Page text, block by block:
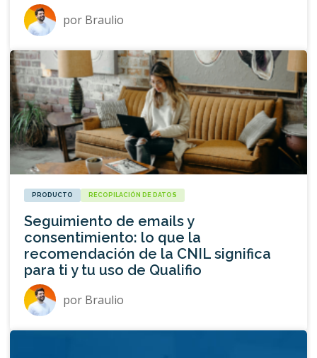
por Braulio
PRODUCTO RECOPILACIÓN DE DATOS
Seguimiento de emails y
consentimiento: lo que la
recomendación de la CNIL significa
para ti y tu uso de Qualifio
por Braulio